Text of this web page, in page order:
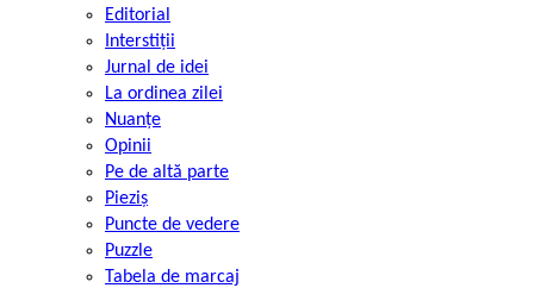
Editorial
Interstiții
Jurnal de idei
La ordinea zilei
Nuanțe
Opinii
Pe de altă parte
Pieziș
Puncte de vedere
Puzzle
Tabela de marcaj